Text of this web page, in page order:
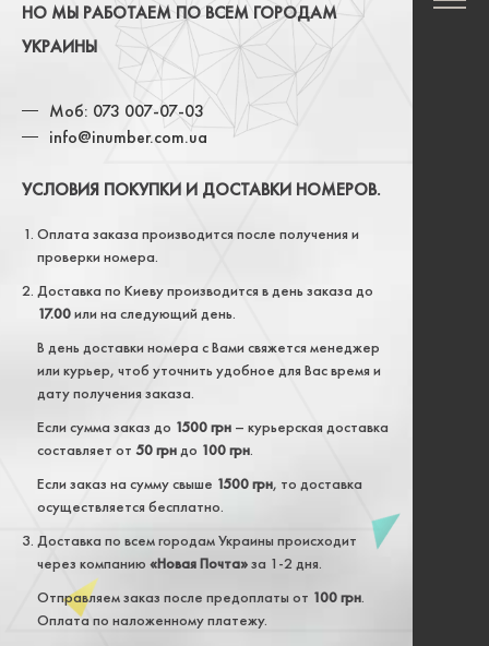
НО МЫ РАБОТАЕМ ПО ВСЕМ ГОРОДАМ
УКРАИНЫ
Моб: 073 007-07-03
info@inumber.com.ua
УСЛОВИЯ ПОКУПКИ И ДОСТАВКИ НОМЕРОВ.
Оплата заказа производится после получения и
проверки номера.
Доставка по Киеву производится в день заказа до
17.00или на следующий день.
В день доставки номера с Вами свяжется менеджер
или курьер, чтоб уточнить удобное для Вас время и
дату получения заказа.
Если сумма заказ до 1500 грн – курьерская доставка
составляет от 50 грндо 100 грн.
Если заказ на сумму свыше 1500 грн, то доставка
осуществляется бесплатно.
Доставка по всем городам Украины происходит
через компанию «Новая Почта»за 1-2 дня.
Отправляем заказ после предоплаты от 100 грн.
Оплата по наложенному платежу.